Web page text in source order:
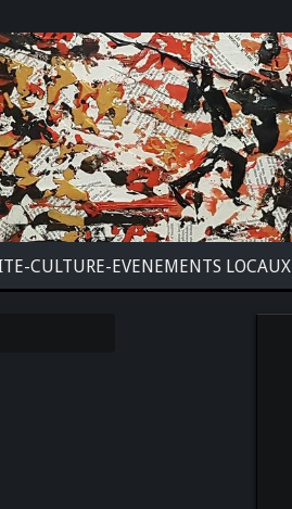
CULTURE-EVENEMENTS LOCAUX